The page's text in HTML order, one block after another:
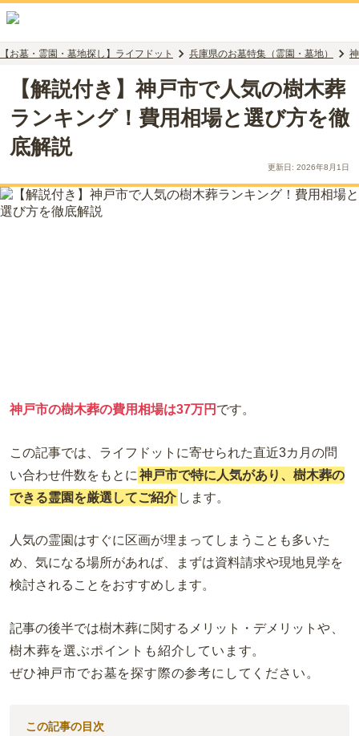
【お墓・霊園・墓地探し】ライフドット 兵庫県のお墓特集（霊園・墓地）
【解説付き】神戸市で人気の樹木葬
ランキング！費用相場と選び方を徹
底解説
更新日: 2026年8月1日
神戸市の樹木葬の費用相場は37万円 です。
この記事では、 ライフドットに寄せられた直近3カ月の問
い合わせ件数をもとに 神戸市で特に人気があり、樹木葬の
できる霊園を厳選してご紹介 します。
人気の霊園はすぐに区画が埋まってしまうことも多いた
め、気になる場所があれば、まずは資料請求や現地見学を
検討されることをおすすめします。
記事の後半では樹木葬に関するメリット・デメリット や、
樹木葬を選ぶポイントも紹介しています。
ぜひ神戸市でお墓を探す際の参考にしてください。
この記事の目次